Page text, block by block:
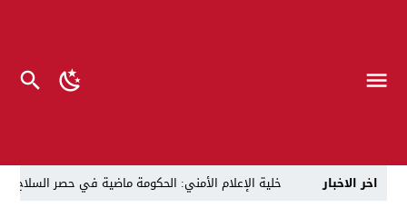
اخر الاخبار
خلية الإعلام الأمني: الحكومة ماضية في حصر السلاح